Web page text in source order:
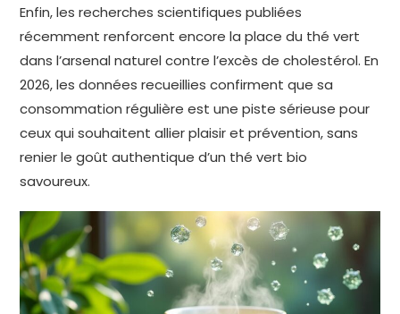
Enfin, les recherches scientifiques publiées
récemment renforcent encore la place du thé vert
dans l’arsenal naturel contre l’excès de cholestérol. En
2026, les données recueillies confirment que sa
consommation régulière est une piste sérieuse pour
ceux qui souhaitent allier plaisir et prévention, sans
renier le goût authentique d’un thé vert bio
savoureux.